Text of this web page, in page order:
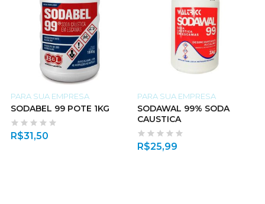
PARA SUA EMPRESA
SODABEL 99 POTE 1KG
R$31,50
PARA SUA EMPRESA
SODAWAL 99% SODA
CAUSTICA
R$25,99